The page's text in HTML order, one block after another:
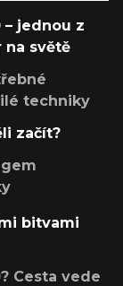
jednou z
světě
techniky
začít?
bitvami
Cesta vede